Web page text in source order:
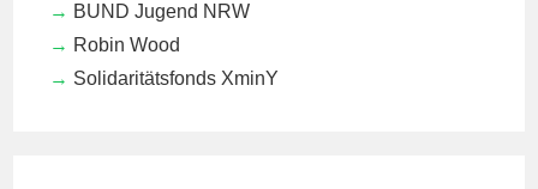
BUND Jugend NRW
Robin Wood
Solidaritätsfonds XminY